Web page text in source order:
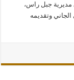
جبل راس،
وتقديمه